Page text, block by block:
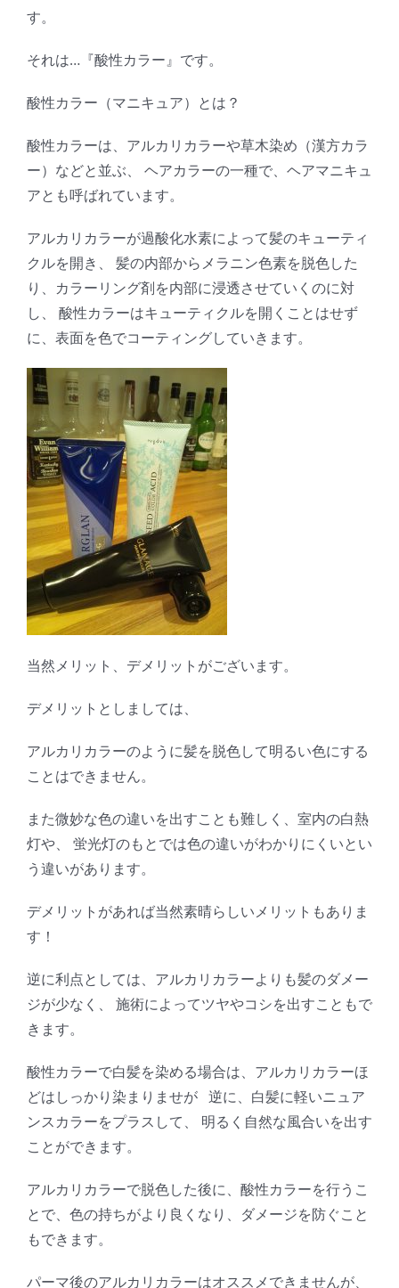
す。
それは…『酸性カラー』です。
酸性カラー（マニキュア）とは？
酸性カラーは、アルカリカラーや草木染め（漢方カラ
ー）などと並ぶ、 ヘアカラーの一種で、ヘアマニキュ
アとも呼ばれています。
アルカリカラーが過酸化水素によって髪のキューティ
クルを開き、 髪の内部からメラニン色素を脱色した
り、カラーリング剤を内部に浸透させていくのに対
し、 酸性カラーはキューティクルを開くことはせず
に、表面を色でコーティングしていきます。
当然メリット、デメリットがございます。
デメリットとしましては、
アルカリカラーのように髪を脱色して明るい色にする
ことはできません。
また微妙な色の違いを出すことも難しく、室内の白熱
灯や、 蛍光灯のもとでは色の違いがわかりにくいとい
う違いがあります。
デメリットがあれば当然素晴らしいメリットもありま
す！
逆に利点としては、アルカリカラーよりも髪のダメー
ジが少なく、 施術によってツヤやコシを出すこともで
きます。
酸性カラーで白髪を染める場合は、アルカリカラーほ
どはしっかり染まりませが 逆に、白髪に軽いニュア
ンスカラーをプラスして、 明るく自然な風合いを出す
ことができます。
アルカリカラーで脱色した後に、酸性カラーを行うこ
とで、色の持ちがより良くなり、ダメージを防ぐこと
もできます。
パーマ後のアルカリカラーはオススメできませんが、